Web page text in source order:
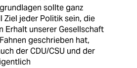
sollte ganz
Ziel jeder Politik sein, die
Erhalt unserer Gesellschaft
geschrieben hat,
der CDU/CSU und der